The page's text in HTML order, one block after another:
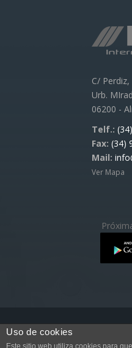
C/ Perdiz,
Urb.
06200 -
Telf.:
Fax: (34)
Mail:
Ver Mapa
Uso de cookies
Este sitio web utiliza cookies para